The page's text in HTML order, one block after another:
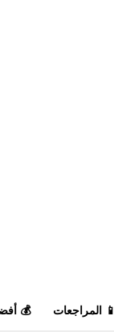
📱 المراجعات 💰